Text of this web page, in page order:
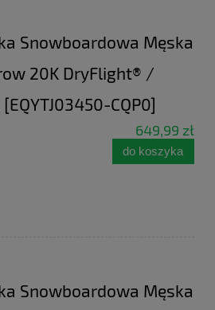
Snowboardowa Męska
20K DryFlight® /
CQP0]
649,99 zł
do koszyka
Snowboardowa Męska